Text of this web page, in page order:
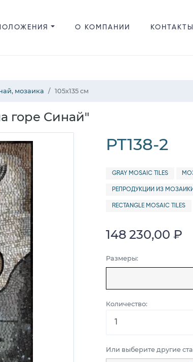
О КОМПАНИИ КОНТАКТЫ
мозаика 105x135 см
горе Синай"
PT138-2
GRAY MOSAIC TILES
РЕПРОДУКЦИИ ИЗ МОЗАИКИ
RECTANGLE MOSAIC TILES
148 230,00 ₽
Размеры:
Количество:
Или выберите другие